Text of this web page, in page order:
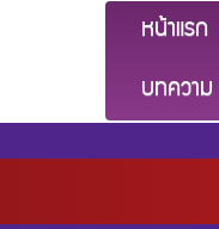
หน้าแรก
บทความ